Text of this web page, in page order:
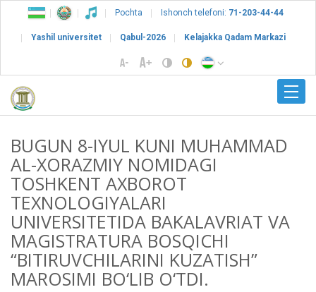
Pochta Ishonch telefoni: 71-203-44-44
Yashil universitet Qabul-2026 Kelajakka Qadam Markazi
BUGUN 8-IYUL KUNI MUHAMMAD
AL-XORAZMIY NOMIDAGI
TOSHKENT AXBOROT
TEXNOLOGIYALARI
UNIVERSITETIDA BAKALAVRIAT VA
MAGISTRATURA BOSQICHI
“BITIRUVCHILARINI KUZATISH”
MAROSIMI BO‘LIB O‘TDI.